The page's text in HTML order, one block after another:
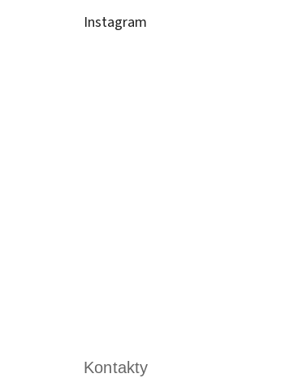
Instagram
Kontakty